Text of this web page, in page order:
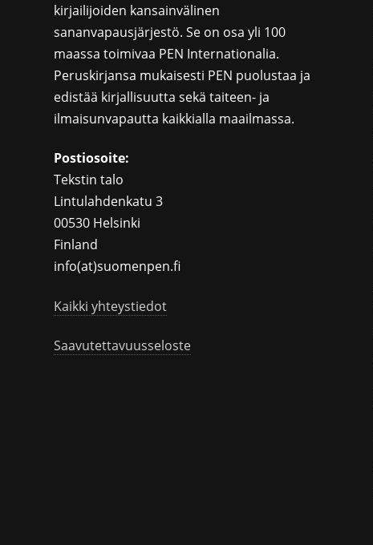
kirjailijoiden kansainvälinen
sananvapausjärjestö. Se on osa yli 100
maassa toimivaa PEN Internationalia.
Peruskirjansa mukaisesti PEN puolustaa ja
edistää kirjallisuutta sekä taiteen- ja
ilmaisunvapautta kaikkialla maailmassa.
Postiosoite:
Tekstin talo
Lintulahdenkatu 3
00530 Helsinki
Finland
info(at)suomenpen.fi
Kaikki yhteystiedot
Saavutettavuusseloste